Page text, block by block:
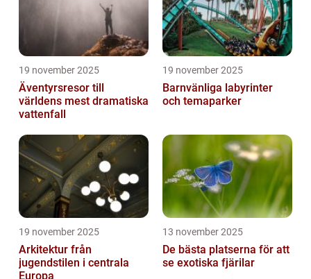
19 november 2025
Äventyrsresor till
världens mest dramatiska
vattenfall
19 november 2025
Barnvänliga labyrinter
och temaparker
19 november 2025
Arkitektur från
jugendstilen i centrala
Europa
13 november 2025
De bästa platserna för att
se exotiska fjärilar